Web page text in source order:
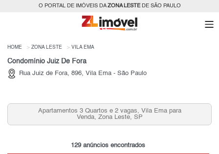
O PORTAL DE IMÓVEIS DAZONA LESTEDE SÃO PAULO
HOME ZONA LESTE VILA EMA
Condomínio Juiz De Fora
Rua Juiz de Fora, 896, Vila Ema - São Paulo
Apartamentos 3 Quartos e 2 vagas, Vila Ema para
Venda, Zona Leste, SP
129 anúncios encontrados